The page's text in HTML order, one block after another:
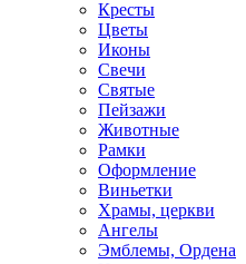
Кресты
Цветы
Иконы
Свечи
Святые
Пейзажи
Животные
Рамки
Оформление
Виньетки
Храмы, церкви
Ангелы
Эмблемы, Ордена